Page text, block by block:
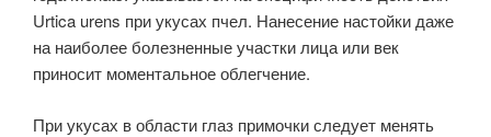
Urtica urens при укусах пчел. Нанесение настойки даже
на наиболее болезненные участки лица или век
приносит моментальное облегчение.
При укусах в области глаз примочки следует менять